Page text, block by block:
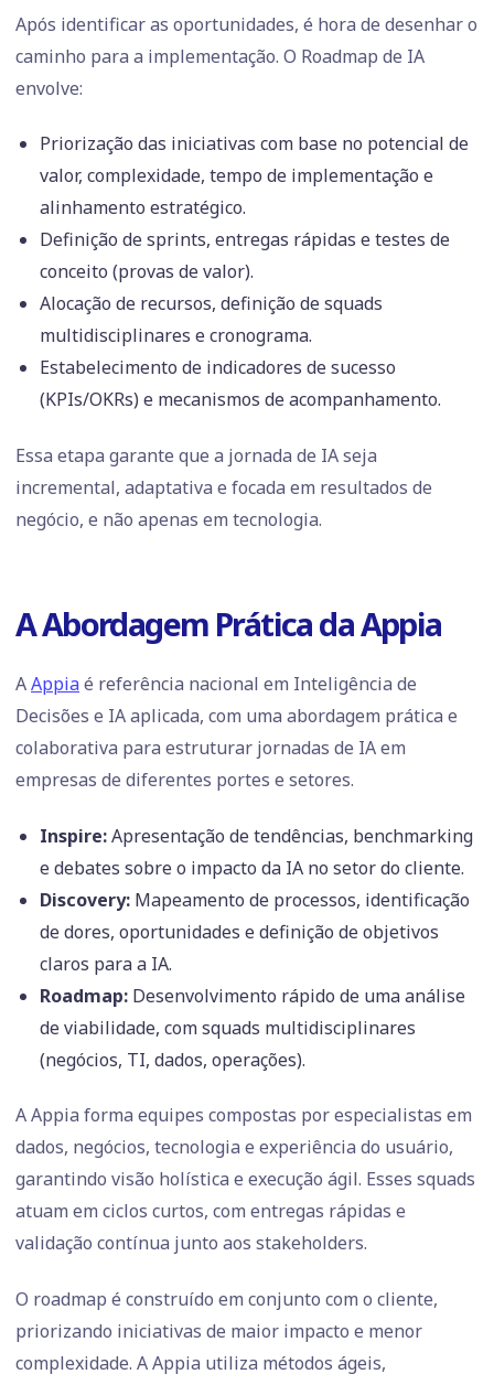
Após identificar as oportunidades, é hora de desenhar o
caminho para a implementação. O Roadmap de IA
envolve:
Priorização das iniciativas com base no potencial de
valor, complexidade, tempo de implementação e
alinhamento estratégico.
Definição de sprints, entregas rápidas e testes de
conceito (provas de valor).
Alocação de recursos, definição de squads
multidisciplinares e cronograma.
Estabelecimento de indicadores de sucesso
(KPIs/OKRs) e mecanismos de acompanhamento.
Essa etapa garante que a jornada de IA seja
incremental, adaptativa e focada em resultados de
negócio, e não apenas em tecnologia.
A Abordagem Prática da Appia
AAppiaé referência nacional em Inteligência de
Decisões e IA aplicada, com uma abordagem prática e
colaborativa para estruturar jornadas de IA em
empresas de diferentes portes e setores.
Inspire:Apresentação de tendências, benchmarking
e debates sobre o impacto da IA no setor do cliente.
Discovery:Mapeamento de processos, identificação
de dores, oportunidades e definição de objetivos
claros para a IA.
Roadmap:Desenvolvimento rápido de uma análise
de viabilidade, com squads multidisciplinares
(negócios, TI, dados, operações).
A Appia forma equipes compostas por especialistas em
dados, negócios, tecnologia e experiência do usuário,
garantindo visão holística e execução ágil. Esses squads
atuam em ciclos curtos, com entregas rápidas e
validação contínua junto aos stakeholders.
O roadmap é construído em conjunto com o cliente,
priorizando iniciativas de maior impacto e menor
complexidade. A Appia utiliza métodos ágeis,